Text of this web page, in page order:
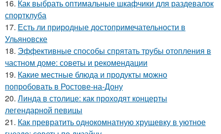
16. Как выбрать оптимальные шкафчики для раздевалок
спортклуба
17. Есть ли природные достопримечательности в
Ульяновске
18. Эффективные способы спрятать трубы отопления в
частном доме: советы и рекомендации
19. Какие местные блюда и продукты можно
попробовать в Ростове-на-Дону
20. Линда в столице: как проходят концерты
легендарной певицы
21. Как превратить однокомнатную хрущевку в уютное